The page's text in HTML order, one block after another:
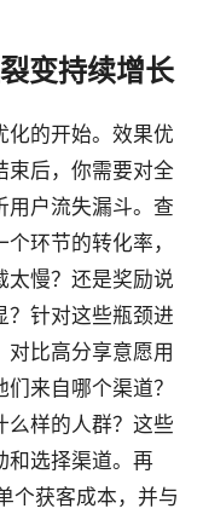
变持续增长
化的开始。效果优
束后，你需要对全
用户流失漏斗。查
环节的转化率，
太慢？还是奖励说
？针对这些瓶颈进
比高分享意愿用
来自哪个渠道？
么样的人群？这些
和选择渠道。再
个获客成本，并与